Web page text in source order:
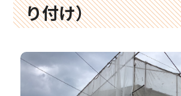
り付け）